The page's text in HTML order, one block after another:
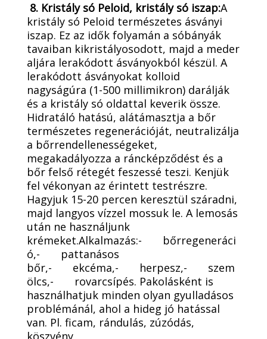
8. Kristály só Peloid, kristály só iszap:A
kristály só Peloid természetes ásványi
iszap. Ez az idők folyamán a sóbányák
tavaiban kikristályosodott, majd a meder
aljára lerakódott ásványokból készül. A
lerakódott ásványokat kolloid
nagyságúra (1-500 millimikron) darálják
és a kristály só oldattal keverik össze.
Hidratáló hatású, alátámasztja a bőr
természetes regenerációját, neutralizálja
a bőrrendellenességeket,
megakadályozza a ráncképződést és a
bőr felső rétegét feszessé teszi. Kenjük
fel vékonyan az érintett testrészre.
Hagyjuk 15-20 percen keresztül száradni,
majd langyos vízzel mossuk le. A lemosás
után ne használjunk
krémeket.Alkalmazás:- bőrregeneráci
ó,- pattanásos
bőr,- ekcéma,- herpesz,- szem
ölcs,- rovarcsípés. Pakolásként is
használhatjuk minden olyan gyulladásos
problémánál, ahol a hideg jó hatással
van. Pl. ficam, rándulás, zúzódás,
köszvény